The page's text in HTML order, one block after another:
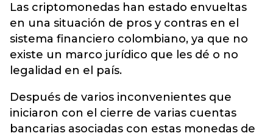
Las criptomonedas han estado envueltas
en una situación de pros y contras en el
sistema financiero colombiano, ya que no
existe un marco jurídico que les dé o no
legalidad en el país.
Después de varios inconvenientes que
iniciaron con el cierre de varias cuentas
bancarias asociadas con estas monedas de